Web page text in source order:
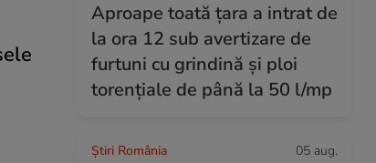
Aproape toată țara a intrat de
la ora 12 sub avertizare de
furtuni cu grindină și ploi
torențiale de până la 50 l/mp
Știri România 05 aug.